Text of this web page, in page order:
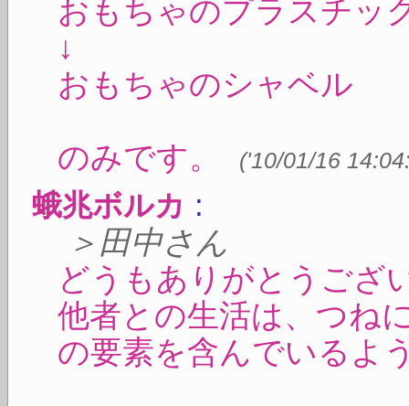
おもちゃのプラスチッ
↓
おもちゃのシャベル
のみです。 ('10/01/16
蛾兆ボルカ :
＞田中さん
どうもありがとうござ
他者との生活は、つね
の要素を含んでいるよ